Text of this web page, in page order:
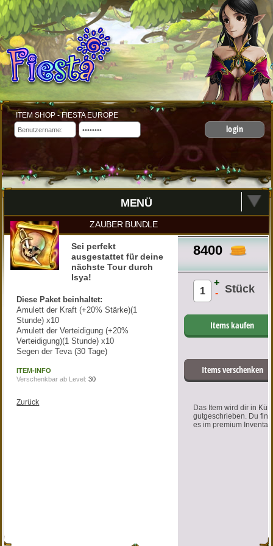
ITEM SHOP - FIESTA EUROPE
login
MENÜ
ZAUBER BUNDLE
8400
Stück
+
-
Items kaufen
Items verschenken
Das Item wird dir in
gutgeschrieben. Du
es im premium Inventar.
Sei perfekt
ausgestattet für deine
nächste Tour durch
Isya!
Diese Paket beinhaltet:
Amulett der Kraft (+20% Stärke)(1
Stunde) x10
Amulett der Verteidigung (+20%
Verteidigung)(1 Stunde) x10
Segen der Teva (30 Tage)
ITEM-INFO
Verschenkbar ab Level:30
Zurück